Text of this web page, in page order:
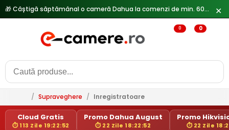
🎁 Câștigă săptămânal o cameră Dahua la comenzi de min. 600 lei — ✕
0 0
/ Supraveghere / Inregistratoare
Cloud Gratis
⏱ 113 Zile 19:22:52
Promo Dahua August
⏱ 22 Zile 18:22:52
Promo
⏱ 22 Zile